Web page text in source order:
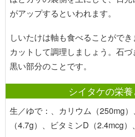
がアップするといわれます。
しいたけは軸も食べることがで
カットして調理しましょう。石
黒い部分のことです。
シイタケの栄
生／ゆで：、カリウム（250mg
（4.7g）、ビタミンD（2.4mcg）